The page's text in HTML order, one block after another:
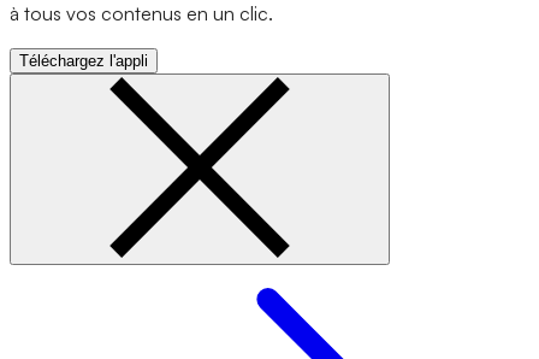
à tous vos contenus en un clic.
Téléchargez l'appli